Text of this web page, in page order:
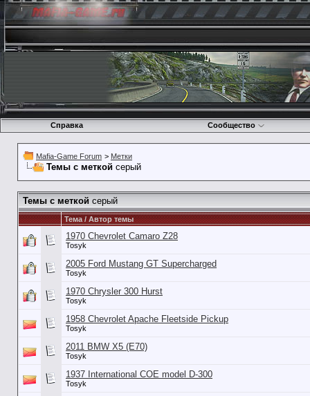
Справка Сообщество
Mafia-Game Forum > Метки
Темы с меткой серый
Темы с меткой серый
Тема / Автор темы
1970 Chevrolet Camaro Z28
Tosyk
2005 Ford Mustang GT Supercharged
Tosyk
1970 Chrysler 300 Hurst
Tosyk
1958 Chevrolet Apache Fleetside Pickup
Tosyk
2011 BMW X5 (E70)
Tosyk
1937 International COE model D-300
Tosyk